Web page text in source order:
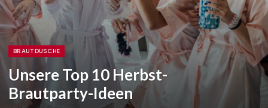
BRAUTDUSCHE
Unsere Top 10 Herbst-
Brautparty-Ideen